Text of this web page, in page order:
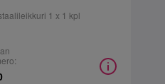
1 x 1 kpl